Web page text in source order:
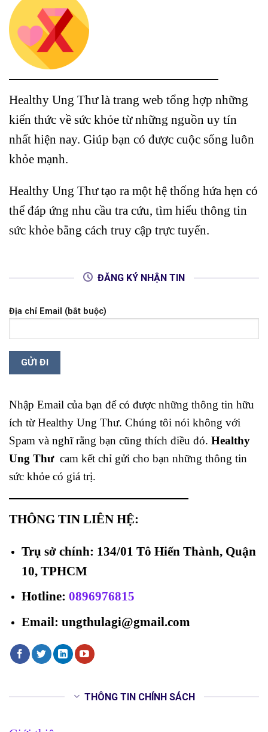
Healthy Ung Thư là trang web tổng hợp những
kiến thức về sức khỏe từ những nguồn uy tín
nhất hiện nay. Giúp bạn có được cuộc sống luôn
khỏe mạnh.
Healthy Ung Thư tạo ra một hệ thống hứa hẹn có
thể đáp ứng nhu cầu tra cứu, tìm hiểu thông tin
sức khỏe bằng cách truy cập trực tuyến.
ĐĂNG KÝ NHẬN TIN
Địa chỉ Email (bắt buộc)
Nhập Email của bạn để có được những thông tin hữu
ích từ Healthy Ung Thư. Chúng tôi nói không với
Spam và nghĩ rằng bạn cũng thích điều đó. Healthy
Ung Thư cam kết chỉ gửi cho bạn những thông tin
sức khỏe có giá trị.
THÔNG TIN LIÊN HỆ:
Trụ sở chính: 134/01 Tô Hiến Thành, Quận
10, TPHCM
Hotline: 0896976815
Email: ungthulagi@gmail.com
THÔNG TIN CHÍNH SÁCH